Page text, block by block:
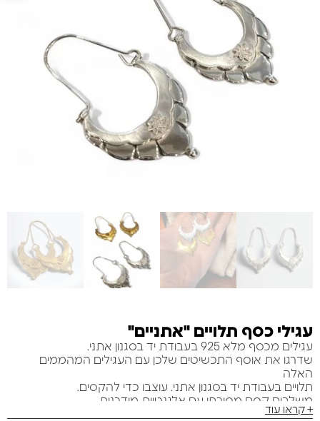
עגילי כסף תלויים "אתניים"
עגילים מכסף מלא 925 בעבודת יד בסגנון אתני.
שדרגו את אוסף התכשיטים שלכן עם העגילים המהממים
האלה
תלויים בעבודת יד בסגנון אתני. עוצבו כדי להקסים.
משלבים קסם מסורתי עם אלגנטיות מודרנית.
מה שהופך אותם למושלמים..
+ קראו עוד